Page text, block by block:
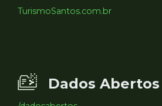
TurismoSantos.com.br
Dados Abertos